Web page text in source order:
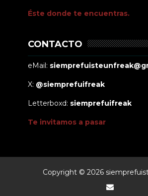
Éste donde te encuentras.
CONTACTO
eMail:
X: @siemprefuifreak
Letterboxd: siemprefuifreak
Te invitamos a pasar
Copyright © 2026